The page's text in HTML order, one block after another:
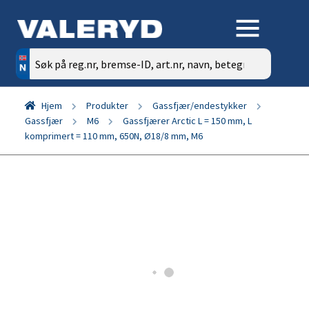
Søk
etter:
Hjem Produkter
Gassfjær/endestykker
Gassfjær
M6
Gassfjærer Arctic L = 150 mm, L
komprimert = 110 mm, 650N, Ø18/8 mm, M6